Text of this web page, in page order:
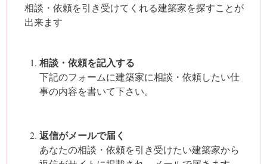
相談・依頼を引き受けてくれる建築家を探すことが
出来ます
相談・依頼を記入する
下記のフォームに建築家に相談・依頼したい仕
事の内容を書いて下さい。
返信がメールで届く
あなたの相談・依頼を引き受けたい建築家から